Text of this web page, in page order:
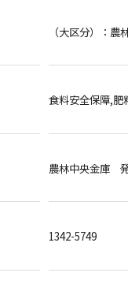
（大区分）：
食料安全保障,肥
農林中央金庫
1342-5749